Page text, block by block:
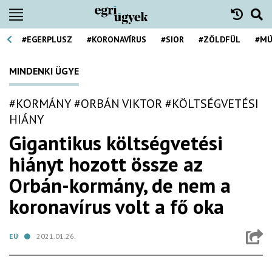
#EGERPLUSZ #KORONAVÍRUS #SIOR #ZÖLDFÜL
MINDENKI ÜGYE
#KORMÁNY#ORBÁN VIKTOR #KÖLTSÉGVETÉSI
HIÁNY
Gigantikus költségvetési
hiányt hozott össze az
Orbán-kormány, de nem a
koronavírus volt a fő oka
EÜ 2021.01.26.